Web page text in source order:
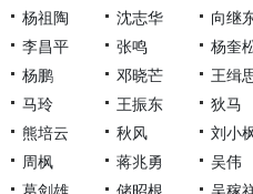
杨祖陶
沈志华 向继
李昌平
张鸣 杨奎
杨鹏
邓晓芒 王缉
马玲
王振东 狄马
熊培云
秋风 刘小
周枫
蒋兆勇 吴伟